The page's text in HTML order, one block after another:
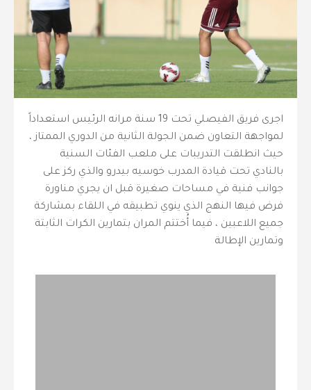
اجرى فريق الفيصلي تحت 19 سنة مرانه الرئيس استعداداً
لمواجهة التعاون ضمن الجولة الثانية من الدوري الممتاز ،
حيث انطلقت التدريبات على ملعب الفئات السنية
بالنادي تحت قيادة المدرب خوسيه بيدرو والذي ركز على
جوانب فنية في مساحات صغيرة قبل ان يجري مناورة
فرض فيها النهج الذي ينوي تطبيقه في اللقاء بمشاركة
جميع اللاعبين ، فيما أُختتم المران بتمارين الكرات الثابتة
وتمارين الإطالة